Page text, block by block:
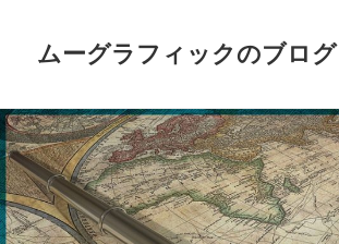
ムーグラフィックのブログ